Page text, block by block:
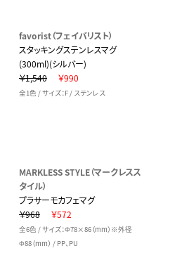
favorist（フェイバリスト）
スタッキングステンレスマグ
(300ml)(シルバー)
￥1,540
￥990
全1色 / サイズ：F / ステンレス
MARKLESS STYLE（マークレスス
タイル）
プラサーモカフェマグ
￥968
￥572
全6色 / サイズ：Φ78×86（mm）※外径
Φ88（mm） / PP、PU